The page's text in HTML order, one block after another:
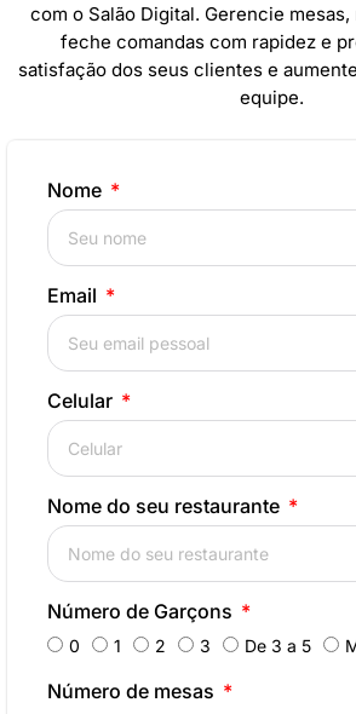
com o Salão Digital. Gerencie
feche comandas com rapidez e
satisfação dos seus clientes e
equipe.
Nome
Email
Celular
Nome do seu restaurante
Número de Garçons
0 1 2 3 De 3 a 5
Número de mesas